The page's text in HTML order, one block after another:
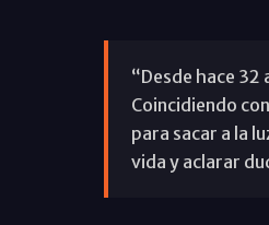
“Desde hace 32
Coincidiendo
para sacar a la
vida y aclarar